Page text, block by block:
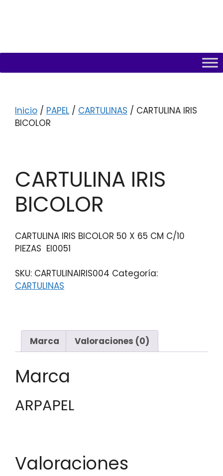
Inicio / PAPEL / CARTULINAS / CARTULINA IRIS
BICOLOR
CARTULINA IRIS
BICOLOR
CARTULINA IRIS BICOLOR 50 X 65 CM C/10
PIEZAS EI0051
SKU: CARTULINAIRIS004 Categoría:
CARTULINAS
Marca Valoraciones (0)
Marca
ARPAPEL
Valoraciones